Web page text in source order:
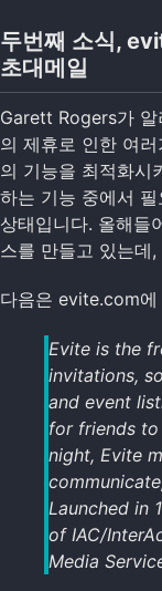
두번째 소식,
초대메일
Garett Rogers가
의 제휴로 인한 여
의 기능을 최적화시
하는 기능 중에서
상태입니다. 올해들
스를 만들고 있는데
다음은 evite.com에
Evite is the
invitations,
and event
for friends
night, Evite
Launched in
of IAC/
Media